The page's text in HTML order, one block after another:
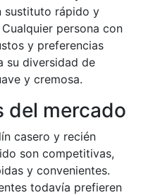
sustituto rápido y
persona con
y preferencias
su diversidad de
y cremosa.
del mercado
casero y recién
son competitivas,
y convenientes.
todavía prefieren